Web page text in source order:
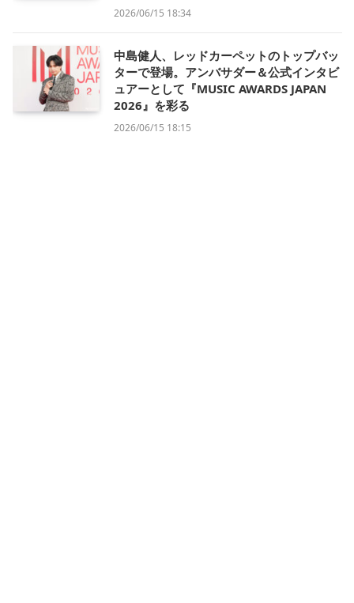
2026/06/15 18:34
中島健人、レッドカーペットのトップバッ
ターで登場。アンバサダー＆公式インタビ
ュアーとして『MUSIC AWARDS JAPAN
2026』を彩る
2026/06/15 18:15